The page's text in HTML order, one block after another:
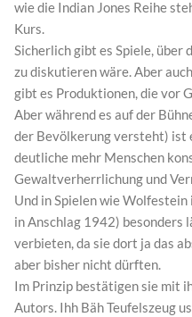
wie die Indian Jones Reihe
Kurs.
Sicherlich gibt es Spiele, über
zu diskutieren wäre. Aber
gibt es Produktionen, die vor
Aber während es auf der
der Bevölkerung versteht) ist
deutliche mehr Menschen
Gewaltverherrlichung und
Und in Spielen wie
in Anschlag 1942) besonders
verbieten, da sie dort ja das
aber bisher nicht dürften.
Im Prinzip bestätigen sie mit
Autors. Ihh Bäh Teufelszeug